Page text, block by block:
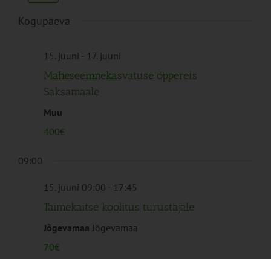
Kogupäeva
15. juuni - 17. juuni
Maheseemnekasvatuse õppereis
Saksamaale
Muu
400€
09:00
15. juuni 09:00 - 17:45
Taimekaitse koolitus turustajale
Jõgevamaa Jõgevamaa
70€